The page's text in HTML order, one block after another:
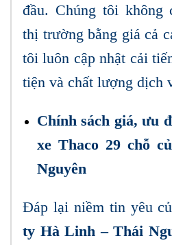
đầu. Chúng tôi không
thị trường bằng giá cả
tôi luôn cập nhật cải
tiện và chất lượng dịch
Chính sách giá, ưu
xe Thaco 29 chỗ
Nguyên
Đáp lại niềm tin yêu
ty Hà Linh – Thái